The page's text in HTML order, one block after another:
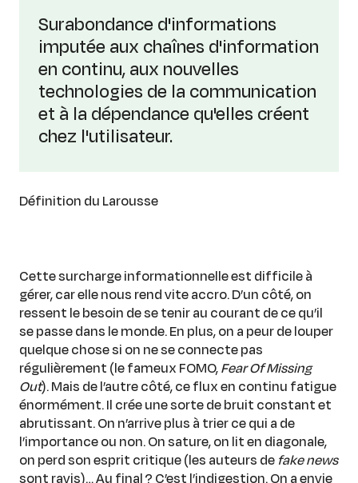
Surabondance d'informations
imputée aux chaînes d'information
en continu, aux nouvelles
technologies de la communication
et à la dépendance qu'elles créent
chez l'utilisateur.
Définition du Larousse
Cette surcharge informationnelle est difficile à
gérer, car elle nous rend vite accro. D’un côté, on
ressent le besoin de se tenir au courant de ce qu’il
se passe dans le monde. En plus, on a peur de louper
quelque chose si on ne se connecte pas
régulièrement (le fameux FOMO,Fear Of Missing
Out). Mais de l’autre côté, ce flux en continu fatigue
énormément. Il crée une sorte de bruit constant et
abrutissant. On n’arrive plus à trier ce qui a de
l’importance ou non. On sature, on lit en diagonale,
on perd son esprit critique (les auteurs de fake news
sont ravis)… Au final ? C’est l’indigestion. On a envie